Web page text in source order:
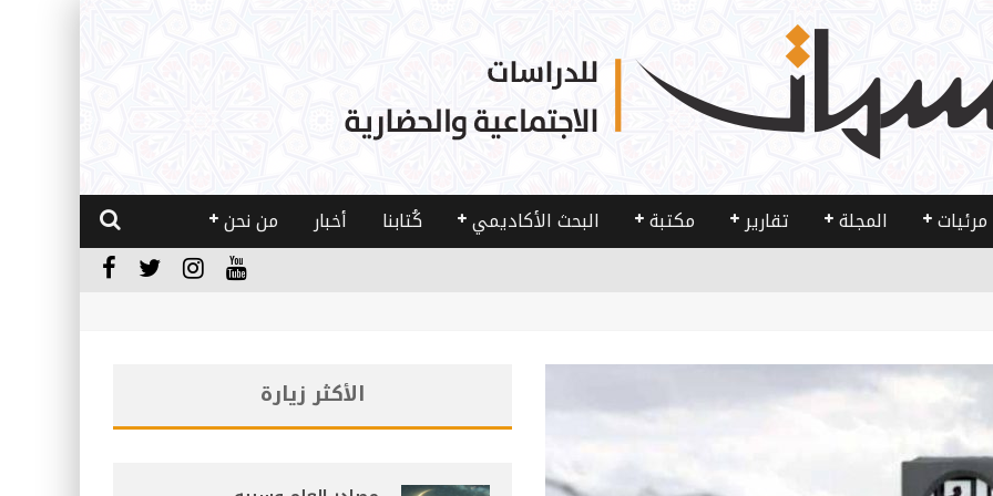
مرئيات المجلة تقارير مكتبة البحث الأكاديمي كُتابنا أخبار من نحن
الأكثر زيارة